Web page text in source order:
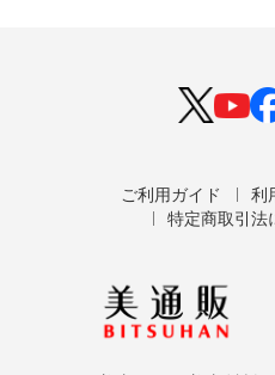
ご利用ガイド 利
特定商取引法